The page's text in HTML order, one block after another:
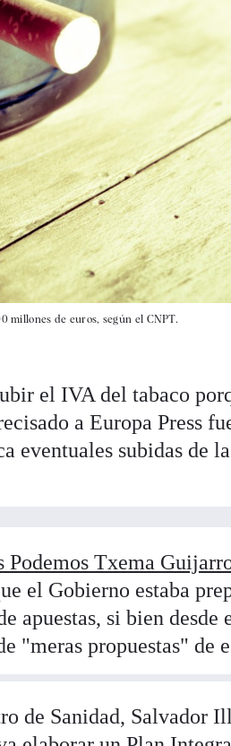
millones de euros, según el CNPT.
el IVA del tabaco
a Europa Press
eventuales subidas de
Podemos Txema
el Gobierno estaba
apuestas, si bien
"meras propuestas" de
de Sanidad, Salvador